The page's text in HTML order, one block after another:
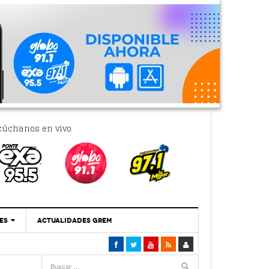
en vivo
‘Se Vale Soñar Con Una Contraloría Ciudadana’
ACTUALIDADES GREM